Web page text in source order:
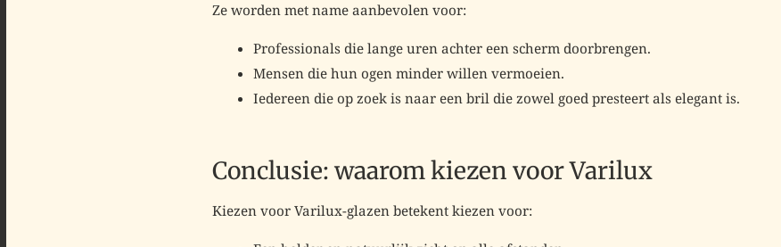
Ze worden met name aanbevolen voor:
Professionals die lange uren achter een scherm doorbrengen.
Mensen die hun ogen minder willen vermoeien.
Iedereen die op zoek is naar een bril die zowel goed presteert als elegant is.
Conclusie: waarom kiezen voor Varilux
Kiezen voorVarilux-glazen betekent kiezen voor: